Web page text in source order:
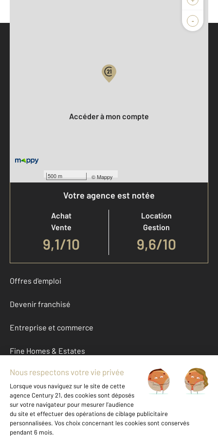
-
500 m ©Mappy
Accéder à mon compte
Votre agence est notée
Achat
Vente
9,1/10
Location
Gestion
9,6/10
Offres d'emploi
Devenir franchisé
Entreprise et commerce
Fine Homes & Estates
À propos
International
Nous contacter